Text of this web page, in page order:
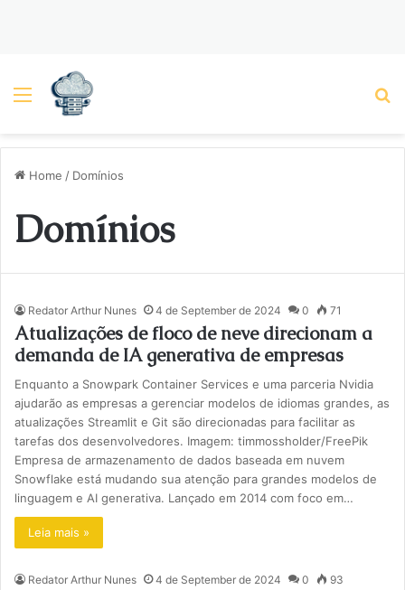
Menu
Home / Domínios
Domínios
Redator Arthur Nunes 4 de September de 2024 0 71
Atualizações de floco de neve direcionam a
demanda de IA generativa de empresas
Enquanto a Snowpark Container Services e uma parceria Nvidia
ajudarão as empresas a gerenciar modelos de idiomas grandes, as
atualizações Streamlit e Git são direcionadas para facilitar as
tarefas dos desenvolvedores. Imagem: timmossholder/FreePik
Empresa de armazenamento de dados baseada em nuvem
Snowflake está mudando sua atenção para grandes modelos de
linguagem e AI generativa. Lançado em 2014 com foco em…
Leia mais »
Redator Arthur Nunes 4 de September de 2024 0 93